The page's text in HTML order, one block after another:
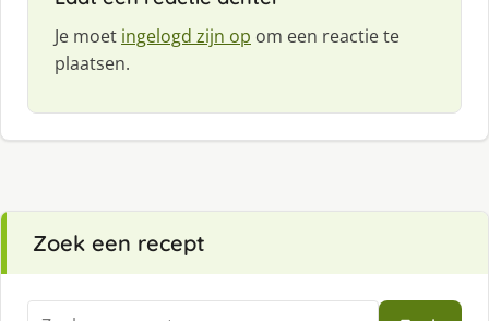
Je moet ingelogd zijn op om een reactie te
plaatsen.
Zoek een recept
Zoeken